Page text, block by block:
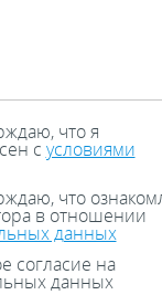
что я
с условиями
что
в отношении
данных
согласие на
данных